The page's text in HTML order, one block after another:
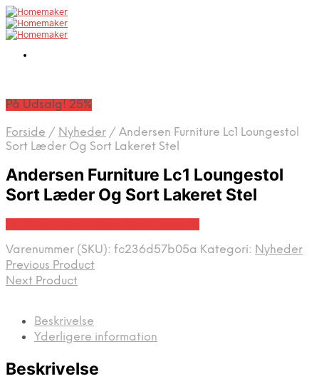
På Udsalg! 25%
Forside / Nyheder / Andersen Furniture Lc1 Loungestol
Sort Læder Og Sort Lakeret Stel
Andersen Furniture Lc1 Loungestol
Sort Læder Og Sort Lakeret Stel
Varenummer (SKU): fc236d57b05a Kategori: Nyheder
Previous Product
Next Product
Beskrivelse
Yderligere information
Beskrivelse